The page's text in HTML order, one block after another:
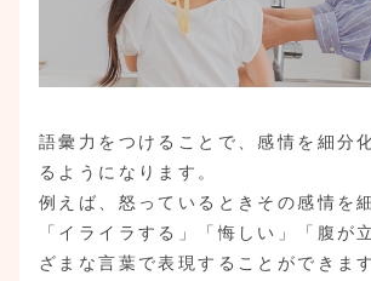
語彙力をつけることで、感情を細分
るようになります。
例えば、怒っているときその感情を
「イライラする」「悔しい」「腹が
ざまな言葉で表現することができます